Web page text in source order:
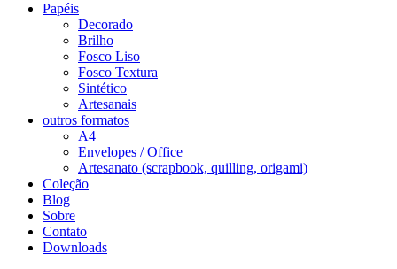
Papéis
Decorado
Brilho
Fosco Liso
Fosco Textura
Sintético
Artesanais
outros formatos
A4
Envelopes / Office
Artesanato (scrapbook, quilling, origami)
Coleção
Blog
Sobre
Contato
Downloads